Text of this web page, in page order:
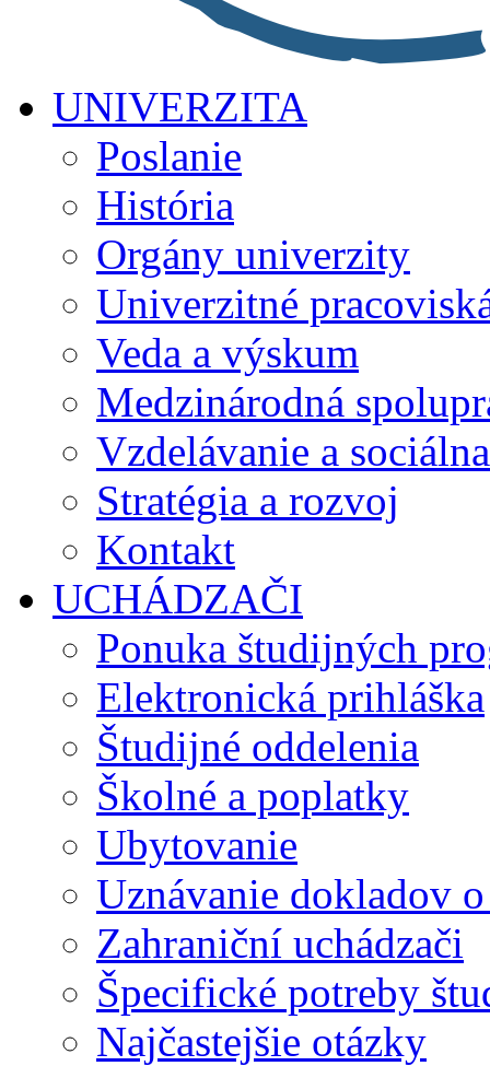
UNIVERZITA
Poslanie
História
Orgány univerzity
Univerzitné
Veda a výskum
Medzinárodná
Vzdelávanie a
Stratégia a rozvoj
Kontakt
UCHÁDZAČI
Ponuka študijných
Elektronická prihláška
Študijné oddelenia
Školné a poplatky
Ubytovanie
Uznávanie dokladov
Zahraniční uchádzači
Špecifické potreby
Najčastejšie otázky